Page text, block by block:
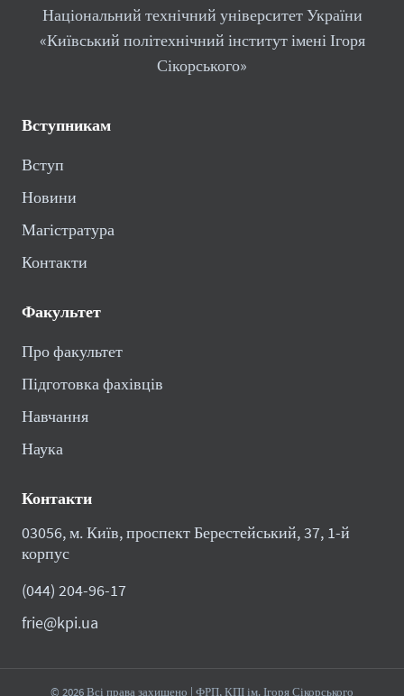
Національний технічний університет України
«Київський політехнічний інститут імені Ігоря
Сікорського»
Вступникам
Вступ
Новини
Магістратура
Контакти
Факультет
Про факультет
Підготовка фахівців
Навчання
Наука
Контакти
03056, м. Київ, проспект Берестейський, 37, 1-й
корпус
(044) 204-96-17
frie@kpi.ua
© 2026 Всі права захищено | ФРП, КПІ ім. Ігоря Сікорського